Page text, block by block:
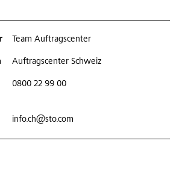
Team Auftragscenter
Auftragscenter Schweiz
0800 22 99 00
info.ch@sto.com